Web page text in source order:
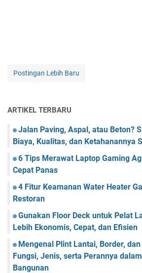
Postingan Lebih Baru
ARTIKEL TERBARU
Jalan Paving, Aspal, atau Beton?
Biaya, Kualitas, dan Ketahanannya
6 Tips Merawat Laptop Gaming
Cepat Panas
4 Fitur Keamanan Water Heater
Restoran
Gunakan Floor Deck untuk Pelat
Lebih Ekonomis, Cepat, dan Efisien
Mengenal Plint Lantai, Border,
Fungsi, Jenis, serta Perannya
Bangunan